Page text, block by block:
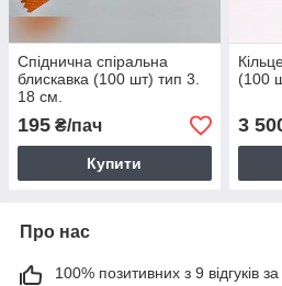
Спіднична спіральна
блискавка (100 шт) тип 3.
18 см.
195 ₴/пач
Купити
(100
3
Про нас
100% позитивних з 9 відгуків за